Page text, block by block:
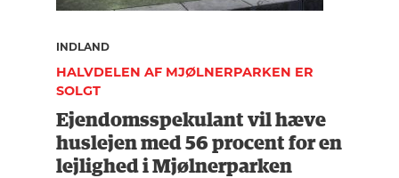
INDLAND
HALVDELEN AF MJØLNERPARKEN ER
SOLGT
Ejendomsspekulant vil hæve
huslejen med 56 procent for en
lejlighed i Mjølnerparken